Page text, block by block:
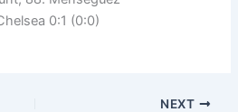
0:1 (0:0)
NEXT